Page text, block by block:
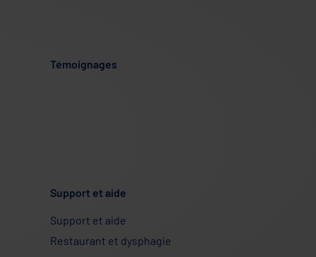
Témoignages
Support et aide
Support et aide
Restaurant et dysphagie